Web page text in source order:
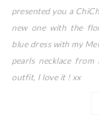
presented you a
new one with the
blue dress with my
pearls necklace from
outfit, I love it ! xx